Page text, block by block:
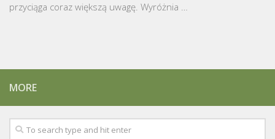
przyciąga coraz większą uwagę. Wyróżnia …
MORE